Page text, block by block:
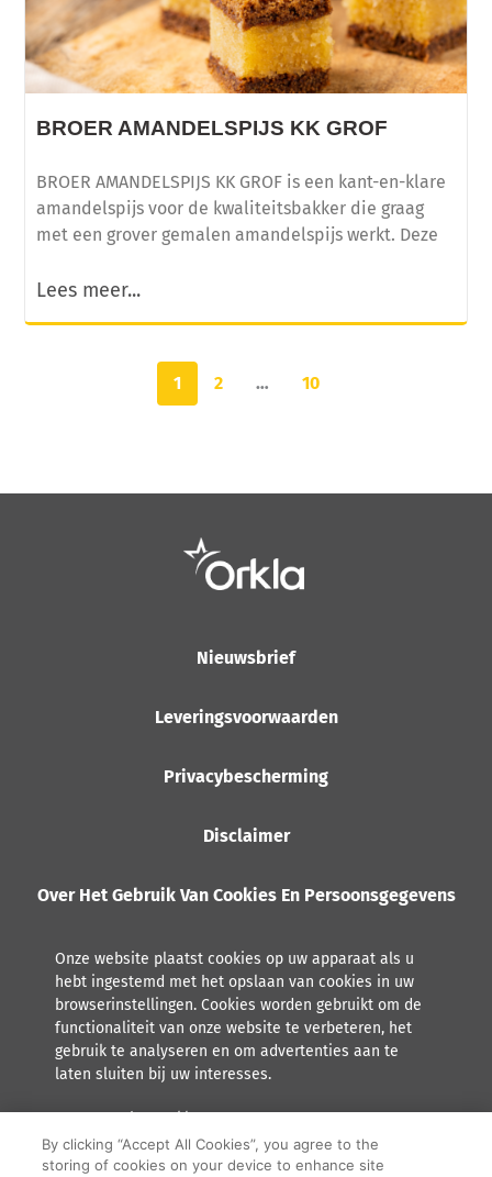
BROER AMANDELSPIJS KK GROF
BROER AMANDELSPIJS KK GROF is een kant-en-klare
amandelspijs voor de kwaliteitsbakker die graag
met een grover gemalen amandelspijs werkt. Deze
Lees meer...
1 2 … 10
Nieuwsbrief
Leveringsvoorwaarden
Privacybescherming
Disclaimer
Over Het Gebruik Van Cookies En Persoonsgegevens
Onze website plaatst cookies op uw apparaat als u
hebt ingestemd met het opslaan van cookies in uw
browserinstellingen. Cookies worden gebruikt om de
functionaliteit van onze website te verbeteren, het
gebruik te analyseren en om advertenties aan te
laten sluiten bij uw interesses.
Lees meer over hoe Orkla met persoonsgegevens omgaat,
inclusief het recht tot inzage.
By clicking “Accept All Cookies”, you agree to the
storing of cookies on your device to enhance site